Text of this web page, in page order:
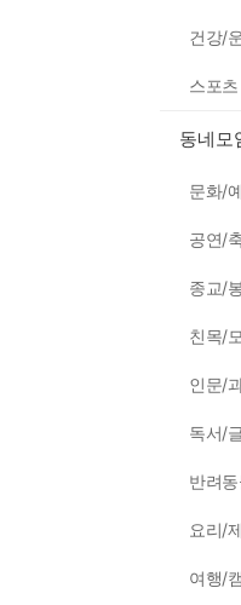
건강/
스포
동네모
문화/
공연/
종교/
친목/
인문/
독서/
반려
요리/
여행/